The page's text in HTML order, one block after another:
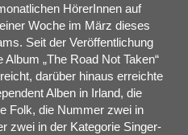
HörerInnen auf
Woche im März dieses
Seit der Veröffentlichung
„The Road Not Taken“
darüber hinaus erreichte
Alben in Irland, die
Folk, die Nummer zwei in
zwei in der Kategorie Singer-